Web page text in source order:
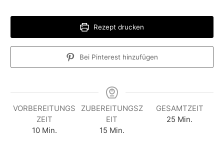
Rezept drucken
Bei Pinterest hinzufügen
VORBEREITUNGS
ZEIT
10MMin.
ZUBEREITUNGSZ
EIT
15MMin.
GESAMTZEIT
25 M
Min.